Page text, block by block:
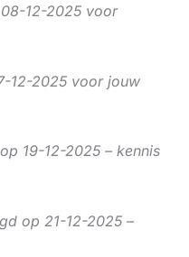
12-2025 voor
12-2025 voor jouw
19-12-2025 – kennis
op 21-12-2025 –